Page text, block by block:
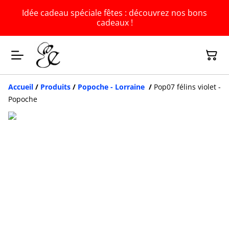
Idée cadeau spéciale fêtes : découvrez nos bons
cadeaux !
Accueil / Produits / Popoche - Lorraine / Pop07 félins violet -
Popoche